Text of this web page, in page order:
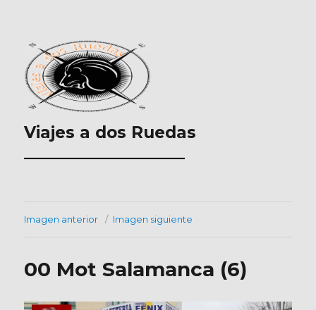
Viajes a dos Ruedas
___________________
Imagen anterior Imagen siguiente
00 Mot Salamanca (6)